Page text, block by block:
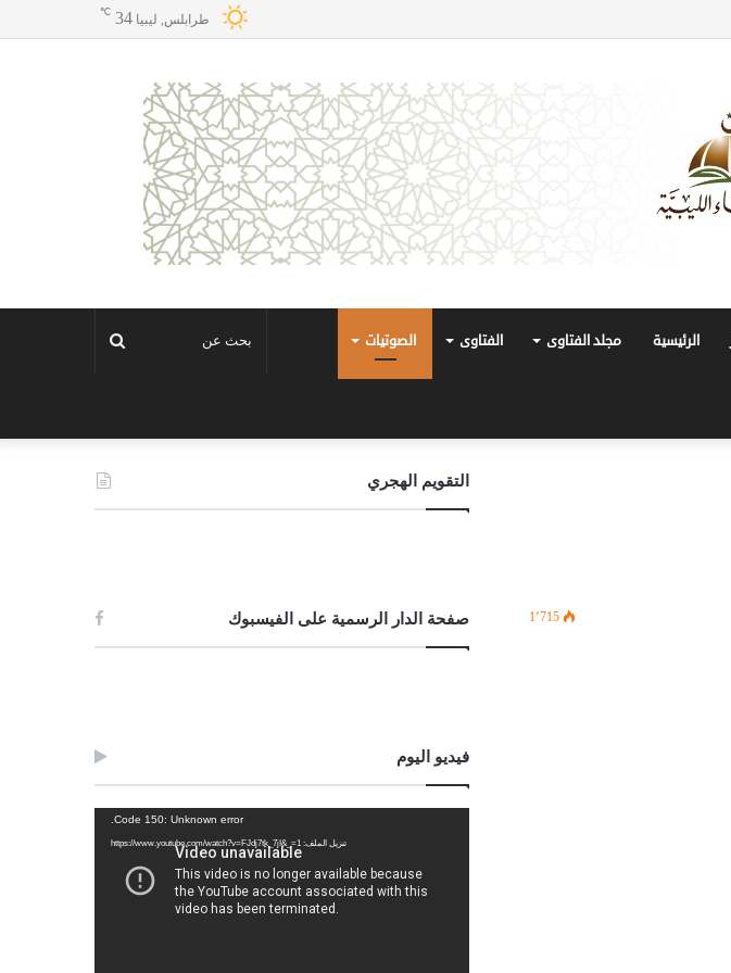
طرابلس, ليبيا 34
℃
الرئيسية مجلد الفتاوى الفتاوى الصوتيات
1٬715
التقويم الهجري
صفحة الدار الرسمية على الفيسبوك
فيديو اليوم
Code 150: Unknown error.
تنزيل الملف: https://www.youtube.com/watch?v=FJdj7tk_7jI&_=1